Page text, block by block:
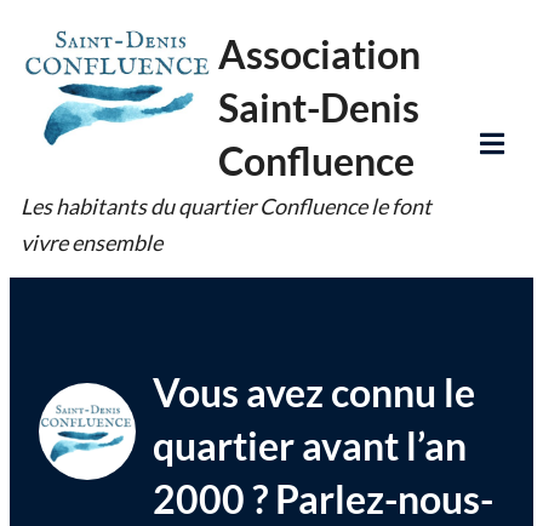
to
content
Association
Saint-Denis
Confluence
Les habitants du quartier Confluence le font
vivre ensemble
Vous avez connu le
quartier avant l’an
2000 ? Parlez-nous-